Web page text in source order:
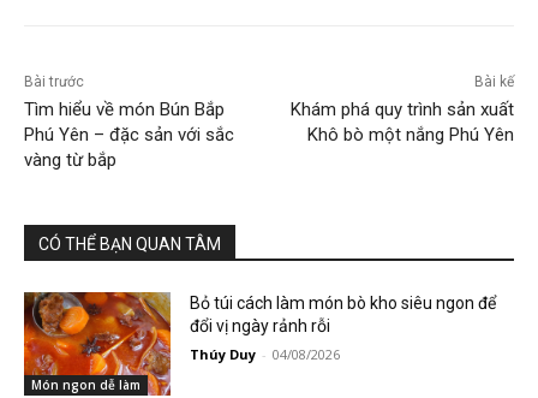
Bài trước
Tìm hiểu về món Bún Bắp
Phú Yên – đặc sản với sắc
vàng từ bắp
Bài kế
Khám phá quy trình sản xuất
Khô bò một nắng Phú Yên
CÓ THỂ BẠN QUAN TÂM
Món ngon dễ làm
Bỏ túi cách làm món bò kho siêu ngon để
đổi vị ngày rảnh rỗi
Thúy Duy - 04/08/2026